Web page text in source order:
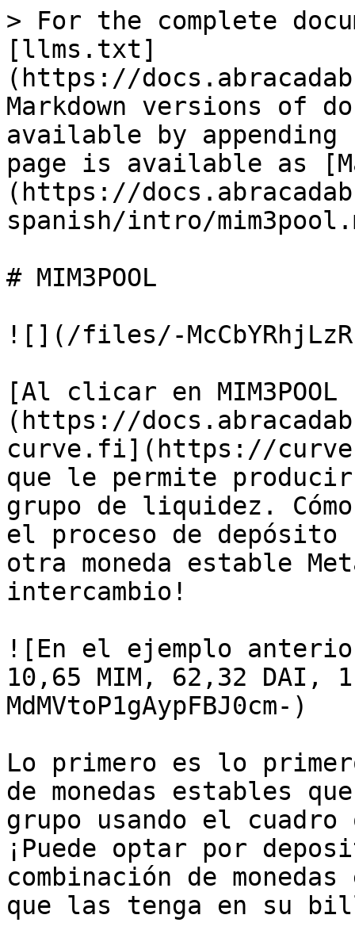
> For the complete
[llms.txt]
(https://
Markdown versions of
available by
page is available as
(https://
spanish/intro/
# MIM3POOL
![](/files/-
[Al clicar en
(https://
curve.fi](https://
que le permite producir
grupo de liquidez.
el proceso de
otra moneda estable
intercambio!
![En el ejemplo
10,65 MIM, 62,32 DAI,
MdMVtoP1gAypFBJ0cm-)
Lo primero es lo
de monedas estables
grupo usando el
¡Puede optar por
combinación de
que las tenga en su